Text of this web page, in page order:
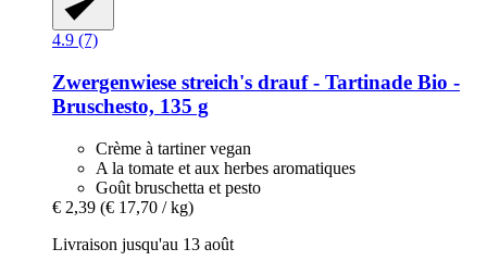
4.9 (7)
Zwergenwiese streich's drauf -​ Tartinade Bio -​
Bruschesto, 135 g
Crème à tartiner vegan
A la tomate et aux herbes aromatiques
Goût bruschetta et pesto
€ 2,39 (€ 17,70 / kg)
Livraison jusqu'au 13 août